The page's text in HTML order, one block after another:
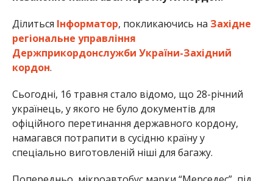
Ділиться Інформатор, покликаючись на Західне
регіональне управління
Держприкордонслужби України-Західний
кордон.
Сьогодні, 16 травня стало відомо, що 28-річний
українець, у якого не було документів для
офіційного перетинання державного кордону,
намагався потрапити в сусідню країну у
спеціально виготовленій ніші для багажу.